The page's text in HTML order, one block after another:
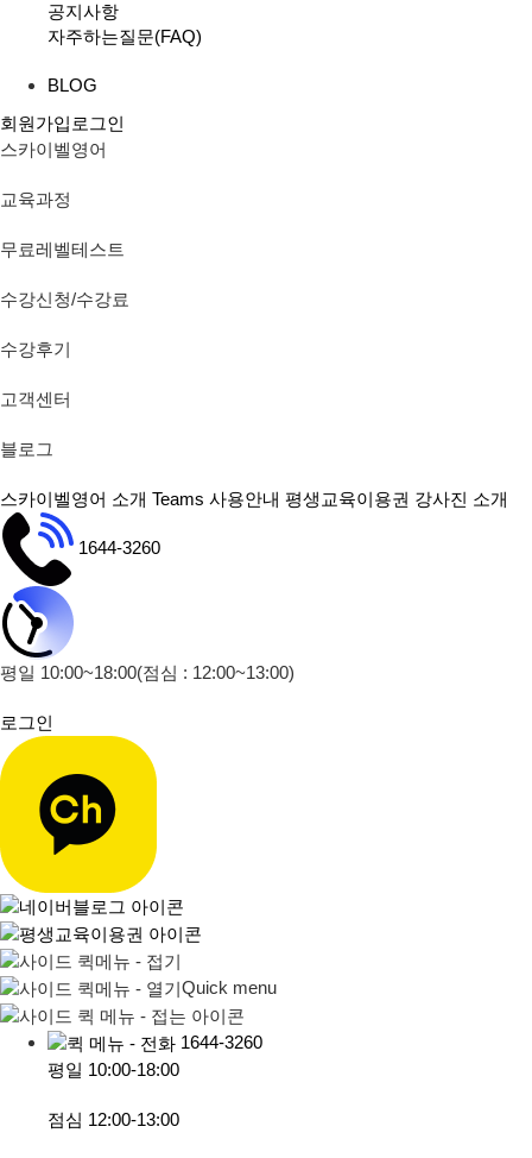
공지사항
자주하는질문(FAQ)
BLOG
회원가입 로그인
스카이벨영어
교육과정
무료레벨테스트
수강신청/수강료
수강후기
고객센터
블로그
스카이벨영어 소개 Teams 사용안내 평생교육이용권 강사진 소개
1644-3260
평일 10:00~18:00(점심 : 12:00~13:00)
로그인
Quick menu
1644-3260
평일 10:00-18:00
점심 12:00-13:00